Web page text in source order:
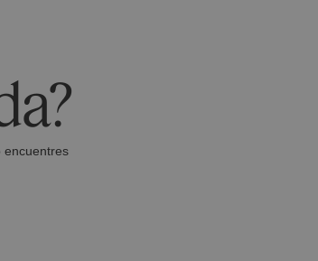
encuentres